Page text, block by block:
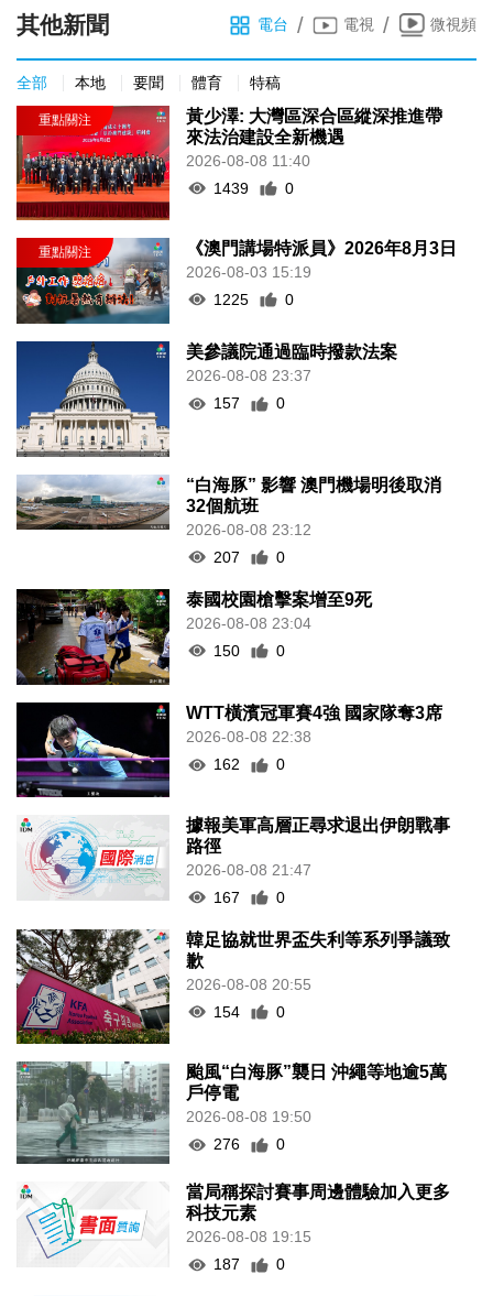
其他新聞 電台 / 電視 / 微視頻
全部 本地 要聞 體育 特稿
黃少澤: 大灣區深合區縱深推進帶
來法治建設全新機遇
2026-08-08 11:40
1439
0
《澳門講場特派員》2026年8月3日
2026-08-03 15:19
1225
0
美參議院通過臨時撥款法案
2026-08-08 23:37
157
0
“白海豚” 影響 澳門機場明後取消
32個航班
2026-08-08 23:12
207
0
泰國校園槍擊案增至9死
2026-08-08 23:04
150
0
WTT橫濱冠軍賽4強 國家隊奪3席
2026-08-08 22:38
162
0
據報美軍高層正尋求退出伊朗戰事
路徑
2026-08-08 21:47
167
0
韓足協就世界盃失利等系列爭議致
歉
2026-08-08 20:55
154
0
颱風“白海豚”襲日 沖繩等地逾5萬
戶停電
2026-08-08 19:50
276
0
當局稱探討賽事周邊體驗加入更多
科技元素
2026-08-08 19:15
187
0